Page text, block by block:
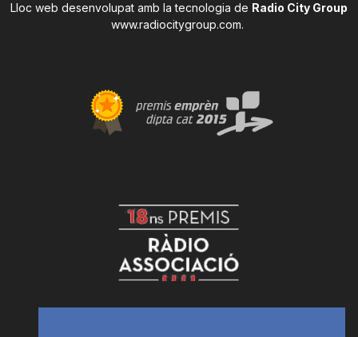
Lloc web desenvolupat amb la tecnologia de Radio City Group
www.radiocitygroup.com.